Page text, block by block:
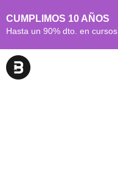
CUMPLIMOS 10 AÑOS
Hasta un 90% dto. en cursos